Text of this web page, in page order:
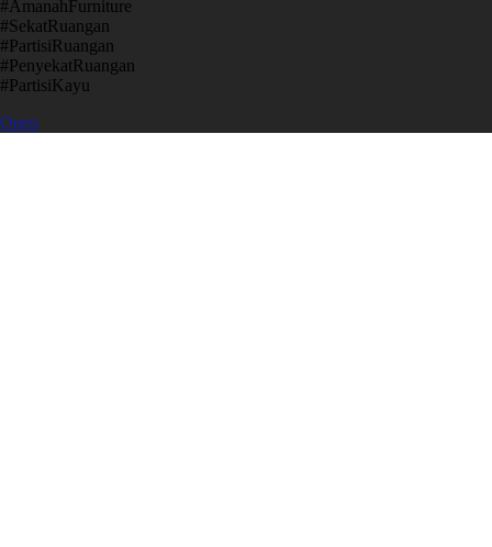
​#AmanahFurniture
​#SekatRuangan
​#PartisiRuangan
​#PenyekatRuangan
​#PartisiKayu
Open